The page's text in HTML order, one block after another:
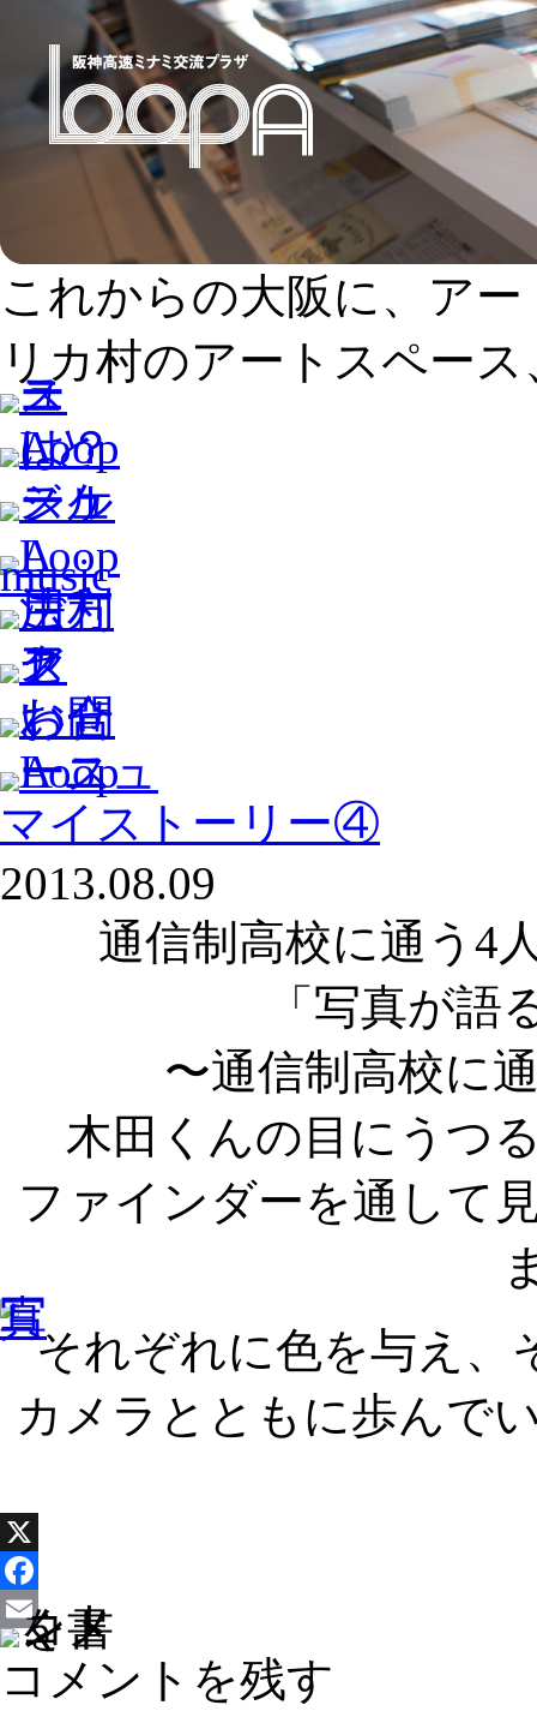
これからの大阪に、ア
リカ村のアートスペース
マイストーリー④
2013.08.09
通信制高校に通う4
「写真が語
〜通信制高校に
木田くんの目にうつ
ファインダーを通して
それぞれに色を与え、
カメラとともに歩んで
X
Facebook
Email
コメントを残す